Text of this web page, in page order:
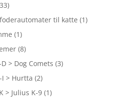
til katte (1)
(1)
(8)
> Dog Comets (3)
> Hurtta (2)
> Julius K-9 (1)